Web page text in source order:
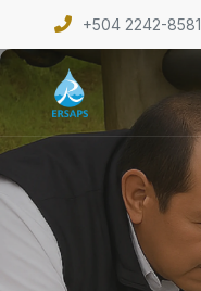
+504 2242-8581